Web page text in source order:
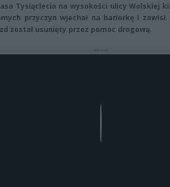
Tysiąclecia na wysokości ulicy Wolskiej
przyczyn wjechał na barierkę i
został usunięty przez pomoc drogową.